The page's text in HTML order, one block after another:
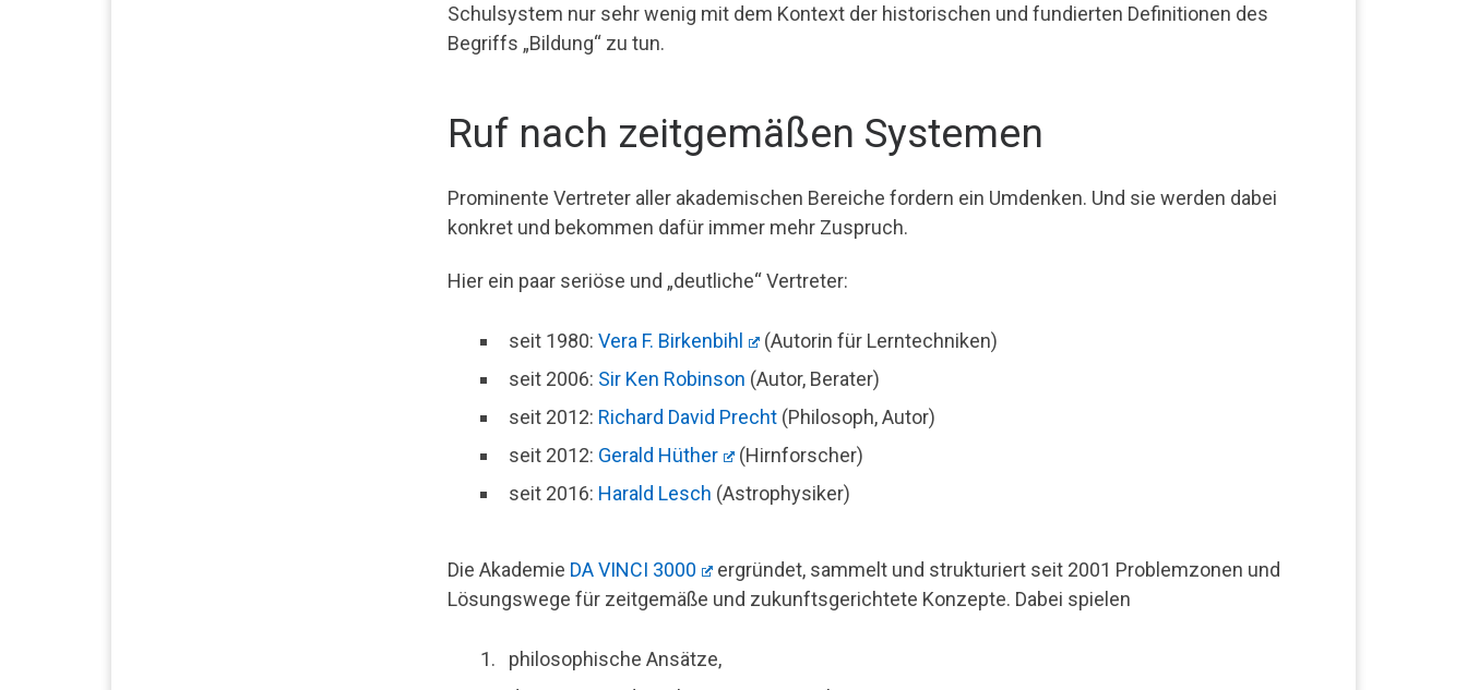
Schulsystem nur sehr wenig mit dem Kontext der historischen und fundierten Definitionen des
Begriffs „Bildung“ zu tun.
Ruf nach zeitgemäßen Systemen
Prominente Vertreter aller akademischen Bereiche fordern ein Umdenken. Und sie werden dabei
konkret und bekommen dafür immer mehr Zuspruch.
Hier ein paar seriöse und „deutliche“ Vertreter:
seit 1980: Vera F. Birkenbihl
(Autorin für Lerntechniken)
seit 2006: Sir Ken Robinson (Autor, Berater)
seit 2012: Richard David Precht(Philosoph, Autor)
seit 2012: Gerald Hüther
(Hirnforscher)
seit 2016: Harald Lesch (Astrophysiker)
Die Akademie DA VINCI 3000
ergründet, sammelt und strukturiert seit 2001 Problemzonen und
Lösungswege für zeitgemäße und zukunftsgerichtete Konzepte. Dabei spielen
philosophische Ansätze,